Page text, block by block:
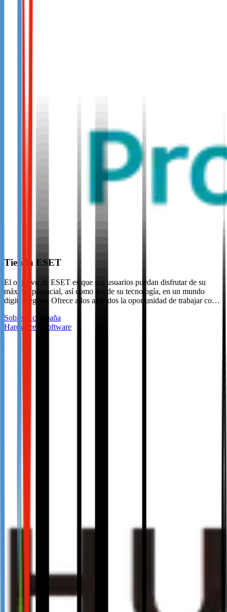
Tienda ESET
El objetivo de ESET es que sus usuarios puedan disfrutar de su
máximo potencial, así como del de su tecnología, en un mundo
digital seguro. Ofrece a los afiliados la oportunidad de trabajar co…
Sobre la campaña
Hardware y software